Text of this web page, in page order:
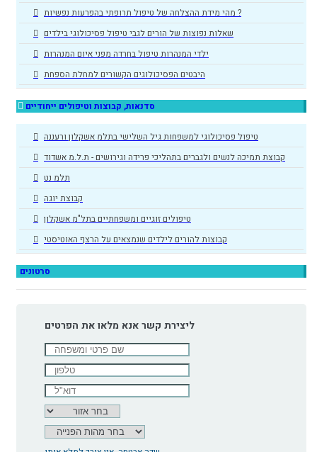
מהי מידת ההצלחה של טיפול תרופתי בהפרעות נפשיות ?
שאלות נפוצות של הורים לגבי טיפול פסיכולוגי בילדים
ילדי המנהרות טיפול בחרדה מפני איום המנהרות
היבטים הפסיכולוגים הקשורים למחלת הספחת
סדנאות, קבוצות וטיפולים ייחודיים
טיפול פסיכולוגי למשפחות גיל השלישי בתלמ אשקלון ורעננה
קבוצת תמיכה לנשים ולגברים בתהליכי פרידה וגירושים - ת.ל.מ אשדוד
תלמ נט
קבוצת יוגה
טיפולים זוגיים ומשפחתיים בתל"מ אשקלון
קבוצות להורים לילדים שנמצאים על הרצף האוטיסטי
סרטונים
ליצירת קשר אנא מלאו את הפרטים